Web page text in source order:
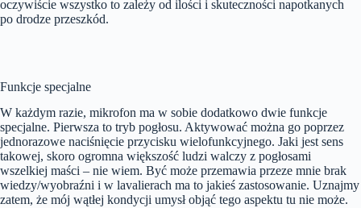
oczywiście wszystko to zależy od ilości i skuteczności napotkanych
po drodze przeszkód.
Funkcje specjalne
W każdym razie, mikrofon ma w sobie dodatkowo dwie funkcje
specjalne. Pierwsza to tryb pogłosu. Aktywować można go poprzez
jednorazowe naciśnięcie przycisku wielofunkcyjnego. Jaki jest sens
takowej, skoro ogromna większość ludzi walczy z pogłosami
wszelkiej maści – nie wiem. Być może przemawia przeze mnie brak
wiedzy/wyobraźni i w lavalierach ma to jakieś zastosowanie. Uznajmy
zatem, że mój wątłej kondycji umysł objąć tego aspektu tu nie może.